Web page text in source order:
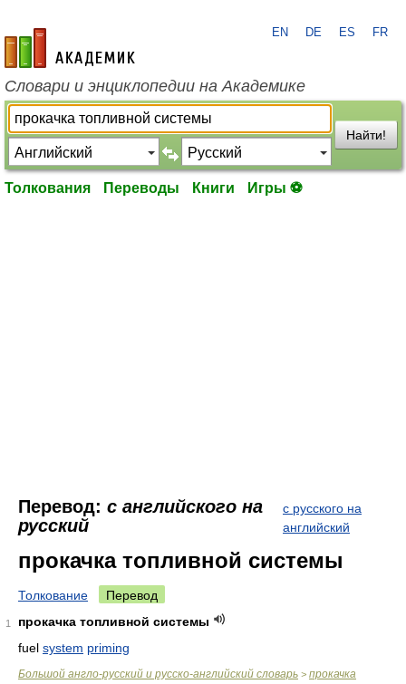
academic.ru
EN DE ES FR
Словари и энциклопедии на Академике
Найти!
Толкования Переводы Книги Игры ⚽
Перевод: с английского на
русский
с русского на
английский
прокачка топливной системы
Толкование Перевод
1
прокачка топливной системы
fuel system priming
Большой англо-русский и русско-английский словарь > прокачка